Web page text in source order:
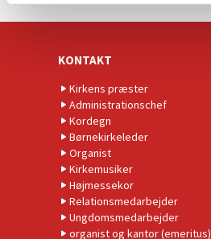
KONTAKT
Kirkens præster
Administrationschef
Kordegn
Børnekirkeleder
Organist
Kirkemusiker
Højmessekor
Relationsmedarbejder
Ungdomsmedarbejder
organist og kantor (emeritus)